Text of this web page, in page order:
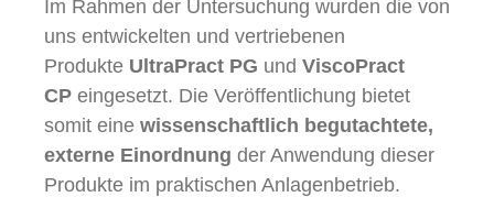
Im Rahmen der Untersuchung wurden die von
uns entwickelten und vertriebenen
Produkte UltraPract PG und ViscoPract
CP eingesetzt. Die Veröffentlichung bietet
somit eine wissenschaftlich begutachtete,
externe Einordnung der Anwendung dieser
Produkte im praktischen Anlagenbetrieb.